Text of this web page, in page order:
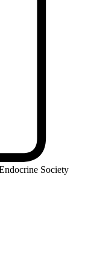
Society